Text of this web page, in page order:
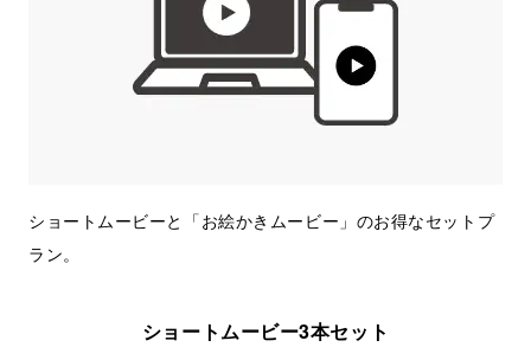
ショートムービーと「お絵かきムービー」のお得なセットプ
ラン。
ショートムービー3本セット